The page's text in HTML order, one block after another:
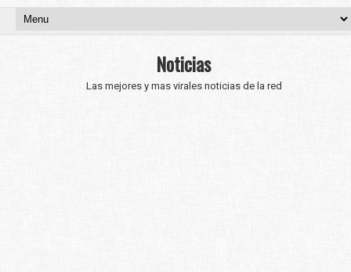
Noticias
Las mejores y mas virales noticias de la red